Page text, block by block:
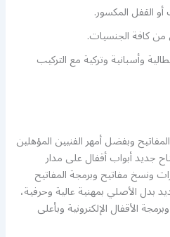
القفل المكسور.
من كافة الجنسيات.
وأسبانية وتركية مع التركيب
وبفضل أمهر الفنيين المؤهلين
جديد أبواب أقفال على مدار
ونسخ مفاتيح وبرمجة المفاتيح
بدل الأصلي بمهنية عالية وحرفية،
الأقفال الإلكترونية وبأعلى